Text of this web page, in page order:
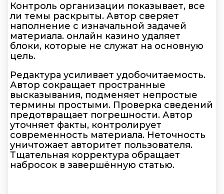
Контроль организации показывает, все
ли темы раскрыты. Автор сверяет
наполнение с изначальной задачей
материала. онлайн казино удаляет
блоки, которые не служат на основную
цель.
Редактура усиливает удобочитаемость.
Автор сокращает пространные
высказывания, подменяет непростые
термины простыми. Проверка сведений
предотвращает погрешности. Автор
уточняет факты, контролирует
современность материала. Неточность
уничтожает авторитет пользователя.
Тщательная корректура обращает
набросок в завершённую статью.